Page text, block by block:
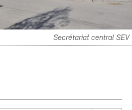
Secrétariat central SEV